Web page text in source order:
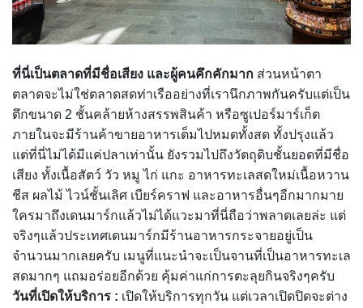
ที่นี่เป็นตลาดที่มีชื่อเสียง และผู้คนคึกคักมาก ส่วนหน้าตา
ตลาดจะไม่ใช่ตลาดสดท่าเรืออย่างที่เรานึกภาพกันครับแต่เป็น
ตึกขนาด 2 ชั้นคล้ายห้างสรรพสินค้า หรือซูเปอร์มาร์เก็ต
ภายในจะมีร้านค้าขายอาหารเต็มไปหมดทั้งสด ทั้งปรุงแล้ว
แต่ที่นี่ไม่ได้มีแค่ปลาเท่านั้น ยังรวมไปถึงวัตถุดิบชั้นยอดที่มีชื่อ
เสียง ทั้งเนื้อสัตว์ วัว หมู ไก่ แกะ อาหารทะเลสดใหม่เนื้อหวาน
ชีส ผลไม้ ไวน์ชั้นเลิศ เบียร์คราฟ และอาหารอื่นๆอีกมากมาย
ใครมาถึงเดนมาร์กแล้วไม่ได้แวะมาที่นี่ถือว่าพลาดเลยล่ะ แต่
จริงๆแล้วประเทศเดนมาร์กมีร้านอาหารกระจายอยู่เป็น
จำนวนมากเลยครับ เมนูที่แนะนำจะเป็นจานที่เป็นอาหารทะเล
สดมากๆ แถมอร่อยอีกด้วย คุ้มค่าแก่การตะลุยกินจริงๆครับ
วันที่เปิดให้บริการ : เปิดให้บริการทุกวัน แต่เวลาเปิดปิดจะต่าง